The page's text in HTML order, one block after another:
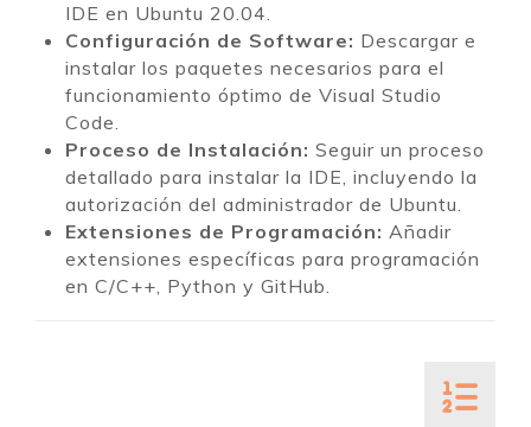
IDE en Ubuntu 20.04.
Configuración de Software: Descargar e
instalar los paquetes necesarios para el
funcionamiento óptimo de Visual Studio
Code.
Proceso de Instalación: Seguir un proceso
detallado para instalar la IDE, incluyendo la
autorización del administrador de Ubuntu.
Extensiones de Programación: Añadir
extensiones específicas para programación
en C/C++, Python y GitHub.